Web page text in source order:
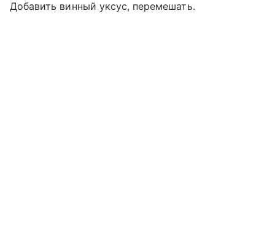
Добавить винный уксус, перемешать.